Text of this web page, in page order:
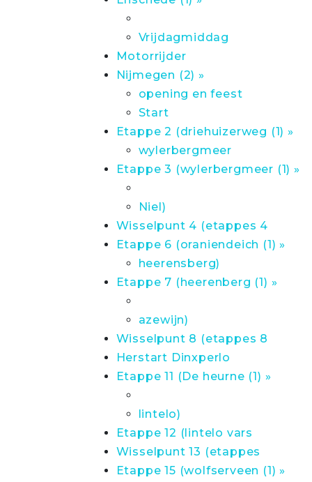
Vrijdagmiddag
Motorrijder
Nijmegen (2) »
opening en feest
Start
Etappe 2 (driehuizerweg (1) »
wylerbergmeer
Etappe 3 (wylerbergmeer (1) »
Niel)
Wisselpunt 4 (etappes 4
Etappe 6 (oraniendeich (1) »
heerensberg)
Etappe 7 (heerenberg (1) »
azewijn)
Wisselpunt 8 (etappes 8
Herstart Dinxperlo
Etappe 11 (De heurne (1) »
lintelo)
Etappe 12 (lintelo vars
Wisselpunt 13 (etappes
Etappe 15 (wolfserveen (1) »